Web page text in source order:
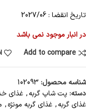
تاریخ انقضا : 2027/06
در انبار موجود نمی باشد
Add to compare
شناسه محصول: 102093
دسته: پت شاپ گربه, غذای
غذای گربه, غذای گربه مونژه,